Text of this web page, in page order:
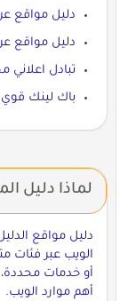
دليل مواقع
دليل مواقع
تبادل اعلاني
باك لينك
لماذا دليل
دليل مواقع
الويب عبر فئات
أو خدمات
أهم موارد الويب.